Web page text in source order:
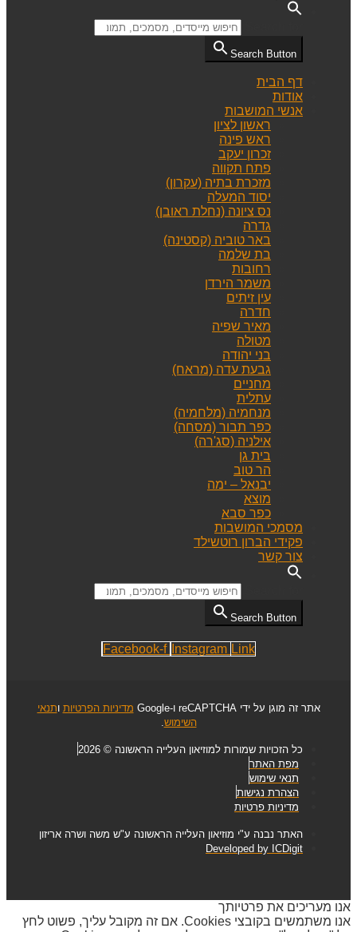
Search Button
דף הבית
אודות
אנשי המושבות
ראשון לציון
ראש פינה
זכרון יעקב
פתח תקווה
מזכרת בתיה (עקרון)
יסוד המעלה
נס ציונה (נחלת ראובן)
גדרה
באר טוביה (קסטינה)
בת שלמה
רחובות
משמר הירדן
עין זיתים
חדרה
מאיר שפיה
מטולה
בני יהודה
גבעת עדה (מראח)
מחניים
עתלית
מנחמיה (מלחמיה)
כפר תבור (מסחה)
אילניה (סג'רה)
בית גן
הר טוב
יבנאל – ימה
מוצא
כפר סבא
מסמכי המושבות
פקידי הברון רוטשילד
צור קשר
Search Button
Facebook-f Instagram Link
אתר זה מוגן על ידי reCAPTCHA ו-Google מדיניות הפרטיות ותנאי
השימוש
כל הזכויות שמורות למוזיאון העלייה הראשונה © 2026
מפת האתר
תנאי שימוש
הצהרת נגישות
מדיניות פרטיות
האתר נבנה ע"י מוזיאון העלייה הראשונה ע"ש משה ושרה אריזון
Developed by ICDigit
אנו מעריכים את פרטיותך
אנו משתמשים בקובצי Cookies. אם זה מקובל עליך, פשוט לחץ